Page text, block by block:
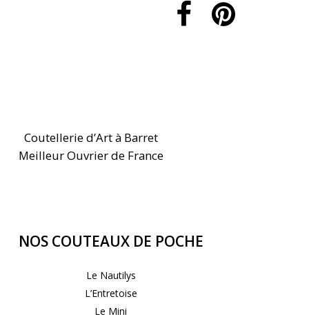
Coutellerie d’Art à Barret
Meilleur Ouvrier de France
NOS COUTEAUX DE POCHE
Le Nautilys
L’Entretoise
Le Mini